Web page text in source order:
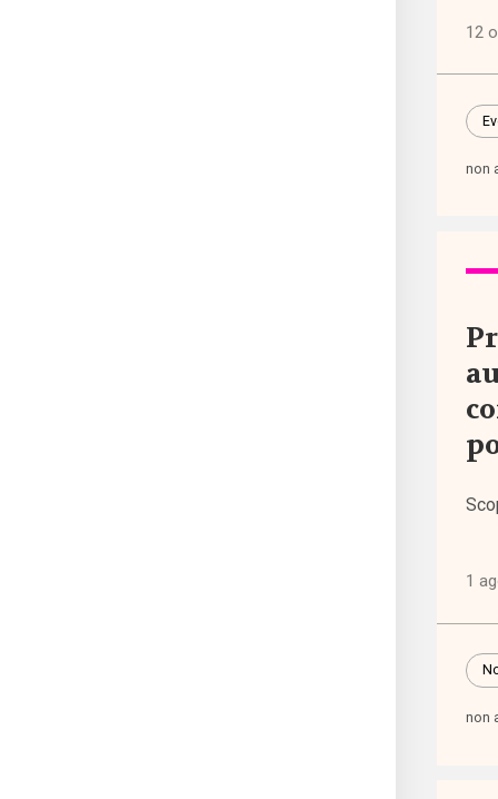
Punti
vista
i tag
12
non
1
non